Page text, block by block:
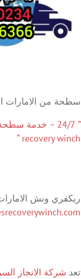
سطحة من الامارات
recovery winch “
ريكفري ونش
تعد شركة الانجاز